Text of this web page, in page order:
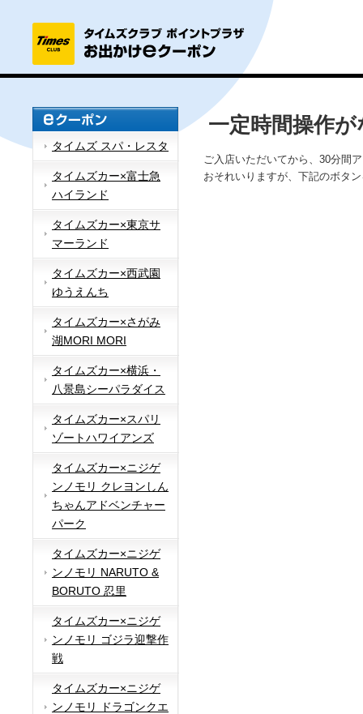
タイムズ スパ・レスタ
タイムズカー×富士急
ハイランド
タイムズカー×東京サ
マーランド
タイムズカー×西武園
ゆうえんち
タイムズカー×さがみ
湖MORI MORI
タイムズカー×横浜・
八景島シーパラダイス
タイムズカー×スパリ
ゾートハワイアンズ
タイムズカー×ニジゲ
ンノモリ クレヨンしん
ちゃんアドベンチャー
パーク
タイムズカー×ニジゲ
ンノモリ NARUTO &
BORUTO 忍里
タイムズカー×ニジゲ
ンノモリ ゴジラ迎撃作
戦
タイムズカー×ニジゲ
ンノモリ ドラゴンクエ
一定時間操作
ご入店いただいてから、30分間
おそれいりますが、下記のボタ